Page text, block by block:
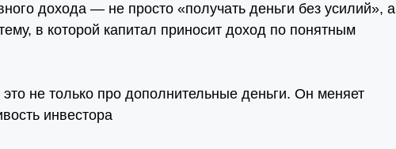
дохода — не просто «получать деньги без усилий», а
в которой капитал приносит доход по понятным
не только про дополнительные деньги. Он меняет
инвестора